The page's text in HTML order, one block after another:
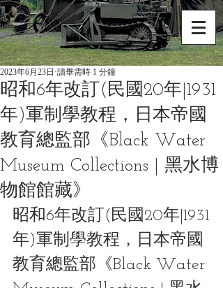
昭和6年改訂(民國20年|1931
年)軍制學教程，日本帝國
教育總監部《Black Water
Museum Collections | 黑水博
物館館藏》
2023年6月23日 讀畢需時 1 分鐘
昭和6年改訂(民國20年|1931
年)軍制學教程，日本帝國
教育總監部《Black Water